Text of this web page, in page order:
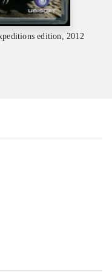
edition, 2012